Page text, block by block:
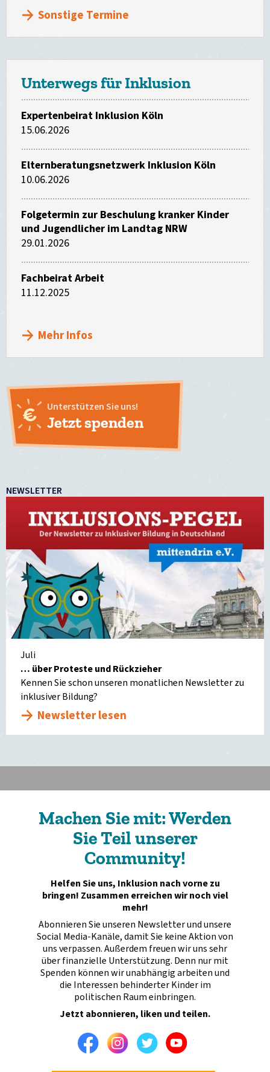
Sonstige Termine
Unterwegs für Inklusion
Expertenbeirat Inklusion Köln
15.06.2026
Elternberatungsnetzwerk Inklusion Köln
10.06.2026
Folgetermin zur Beschulung kranker Kinder
und Jugendlicher im Landtag NRW
29.01.2026
Fachbeirat Arbeit
11.12.2025
Mehr Infos
Unterstützen Sie uns!
Jetzt spenden
NEWSLETTER
Juli
… über Proteste und Rückzieher
Kennen Sie schon unseren monatlichen Newsletter zu
inklusiver Bildung?
Newsletter lesen
Machen Sie mit: Werden
Sie Teil unserer
Community!
Helfen Sie uns, Inklusion nach vorne zu
bringen! Zusammen erreichen wir noch viel
mehr!
Abonnieren Sie unseren Newsletter und unsere
Social Media-Kanäle, damit Sie keine Aktion von
uns verpassen. Außerdem freuen wir uns sehr
über finanzielle Unterstützung. Denn nur mit
Spenden können wir unabhängig arbeiten und
die Interessen behinderter Kinder im
politischen Raum einbringen.
Jetzt abonnieren, liken und teilen.
FacebookInstagramTwitterYoutube